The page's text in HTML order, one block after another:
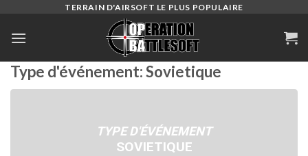
content
TERRAIN D'AIRSOFT LE PLUS POPULAIRE
Type d'événement: Sovietique
TYPE D'ÉVÉNEMENT
SOVIETIQUE